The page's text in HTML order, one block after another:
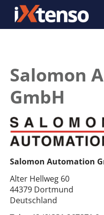
Salomon
GmbH
Salomon Automation
Alter Hellweg 60
44379 Dortmund
Deutschland